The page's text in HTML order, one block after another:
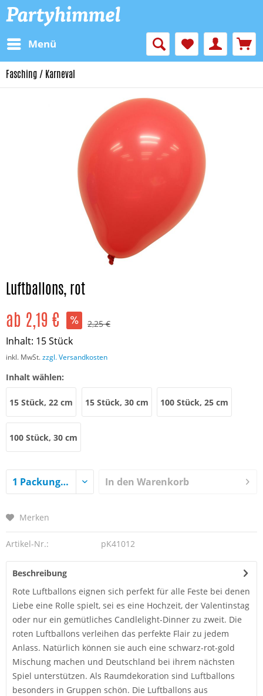
Menü
Fasching / Karneval
Luftballons, rot
ab 2,19 € 2,25 €
Inhalt: 15 Stück
inkl. MwSt.zzgl. Versandkosten
Inhalt wählen:
15 Stück, 22 cm 15 Stück, 30 cm 100 Stück, 25 cm
100 Stück, 30 cm
In denWarenkorb
Merken
Artikel-Nr.: pK41012
Beschreibung
Rote Luftballons eignen sich perfekt für alle Feste bei denen
Liebe eine Rolle spielt, sei es eine Hochzeit, der Valentinstag
oder nur ein gemütliches Candlelight-Dinner zu zweit. Die
roten Luftballons verleihen das perfekte Flair zu jedem
Anlass. Natürlich können sie auch eine schwarz-rot-gold
Mischung machen und Deutschland bei ihrem nächsten
Spiel unterstützen. Als Raumdekoration sind Luftballons
besonders in Gruppen schön. Die Luftballons aus